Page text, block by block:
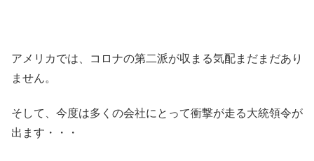
アメリカでは、コロナの第二派が収まる気配まだまだあり
ません。
そして、今度は多くの会社にとって衝撃が走る大統領令が
出ます・・・